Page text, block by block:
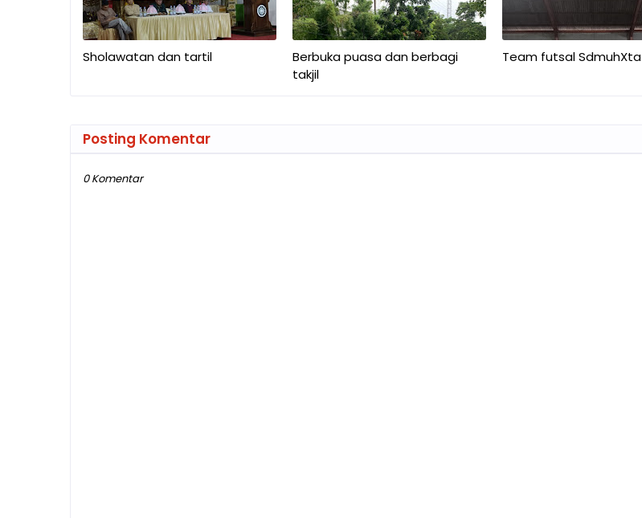
Sholawatan dan tartil
Berbuka puasa dan berbagi
takjil
Team futsal SdmuhXta
Posting Komentar
0 Komentar